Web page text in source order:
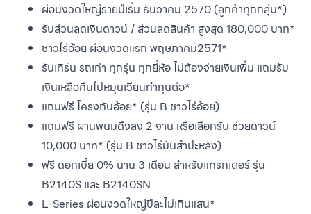
ผ่อนงวดใหญ่รายปีเริ่ม ธันวาคม 2570 (ลูกค้าทุกกลุ่ม*)
รับส่วนลดเงินดาวน์ / ส่วนลดสินค้า สูงสุด 180,000 บาท*
ชาวไร่อ้อย ผ่อนงวดแรก พฤษภาคม2571*
รับเทิร์น รถเก่า ทุกรุ่น ทุกยี่ห้อ ไม่ต้องจ่ายเงินเพิ่ม แถมรับ
เงินเหลือคืนไปหมุนเวียนทำทุนต่อ*
แถมฟรี โครงกันอ้อย* (รุ่น B ชาวไร่อ้อย)
แถมฟรี ผานพนมดึงลง 2 จาน หรือเลือกรับ ช่วยดาวน์
10,000 บาท* (รุ่น B ชาวไร่มันสำปะหลัง)
ฟรี ดอกเบี้ย 0% นาน 3 เดือน สำหรับแทรกเตอร์ รุ่น
B2140S และ B2140SN
L-Series ผ่อนงวดใหญ่ปีละไม่เกินแสน*